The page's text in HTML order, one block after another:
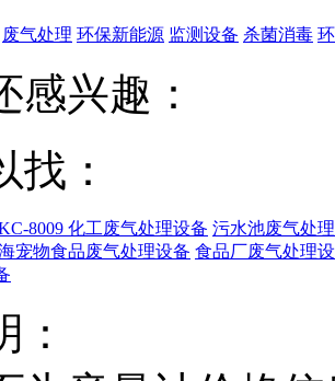
废气处理 环保新能源 监测设备 杀菌消毒
感兴趣：
找：
8009 化工废气处理设备 污水池废气处
海宠物食品废气处理设备 食品厂废气处理
：